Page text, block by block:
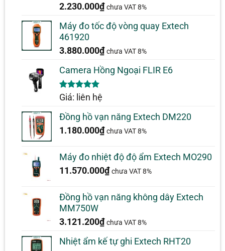
5.00trên 5
1
đánh giá
2.230.000₫ chưa VAT 8%
Máy đo tốc độ vòng quay Extech
461920
3.880.000₫ chưa VAT 8%
Camera Hồng Ngoại FLIR E6
5.00trên 5
1
đánh giá
Giá: liên hệ
Đồng hồ vạn năng Extech DM220
1.180.000₫ chưa VAT 8%
Máy đo nhiệt độ độ ẩm Extech MO290
11.570.000₫ chưa VAT 8%
Đồng hồ vạn năng không dây Extech
MM750W
3.121.200₫ chưa VAT 8%
Nhiệt ẩm kế tự ghi Extech RHT20